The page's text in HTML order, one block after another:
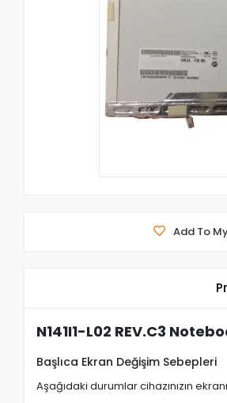
Add To
N141I1-L02 REV.C3
Başlıca Ekran Değişim Sebepleri
Aşağıdaki durumlar cihazınızın